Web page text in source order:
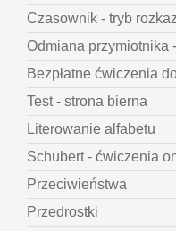
Czasownik - tryb
Odmiana przymiotnika
Bezpłatne ćwiczenia
Test - strona bierna
Literowanie alfabetu
Schubert - ćwiczenia
Przeciwieństwa
Przedrostki